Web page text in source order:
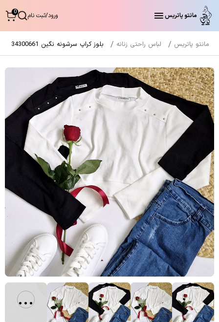
مانتو پاتریس ورود/ثبت نام 0
مانتو پاتریس لباس راحتی زنانه بلوز کراپ سرشونه نگین 34300661
...